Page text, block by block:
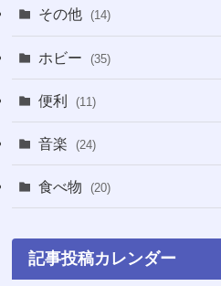
(1)
(3)
(4)
(7)
(22)
(8)
(5)
その他 (14)
(1)
ホビー (35)
便利 (11)
音楽 (24)
(18)
食べ物 (20)
(6)
記事投稿カレンダー